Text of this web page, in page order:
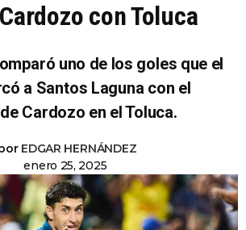
con Toluca
uno de los goles que el
a Santos Laguna con el
Cardozo en el Toluca.
EDGAR HERNÁNDEZ
enero 25, 2025